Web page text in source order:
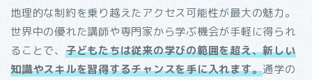
地理的な制約を乗り越えたアクセス可能性が最大の魅力。
世界中の優れた講師や専門家から学ぶ機会が手軽に得られ
ることで、 子どもたちは従来の学びの範囲を超え、新しい
知識やスキルを習得するチャンスを手に入れます。通学の